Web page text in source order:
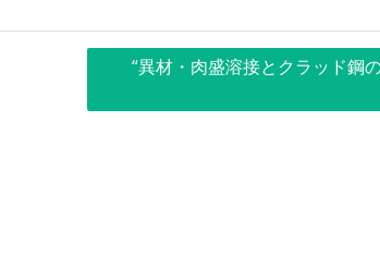
“異材・肉盛溶接とクラッド鋼